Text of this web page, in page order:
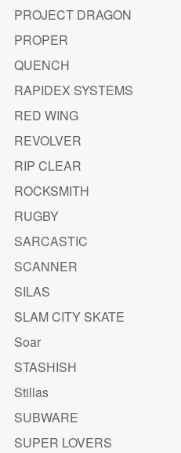
PROJECT DRAGON
PROPER
QUENCH
RAPIDEX SYSTEMS
RED WING
REVOLVER
RIP CLEAR
ROCKSMITH
RUGBY
SARCASTIC
SCANNER
SILAS
SLAM CITY SKATE
Soar
STASHISH
Stillas
SUBWARE
SUPER LOVERS